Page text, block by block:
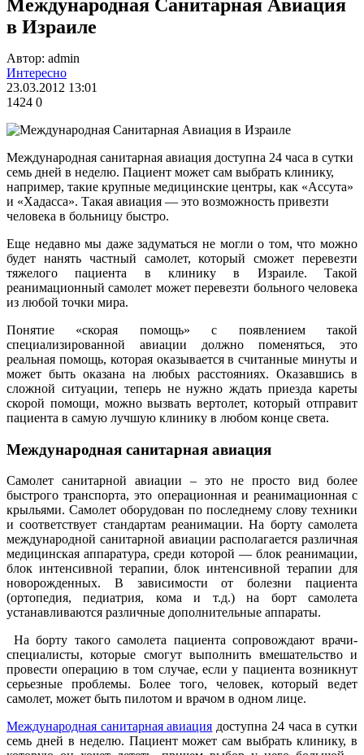
Международная Санитарная Авиация
в Израиле
Автор: admin
Интересно
23.03.2012 13:01
1424 0
Международная санитарная авиация доступна 24 часа в сутки
семь дней в неделю. Пациент может сам выбрать клинику,
например, такие крупные медицинские центры, как «Ассута»
и «Хадасса». Такая авиация — это возможность привезти
человека в больницу быстро.
Еще недавно мы даже задуматься не могли о том, что можно
будет нанять частный самолет, который сможет перевезти
тяжелого пациента в клинику в Израиле. Такой
реанимационный самолет может перевезти больного человека
из любой точки мира.
Понятие «скорая помощь» с появлением такой
специализированной авиации должно поменяться, это
реальная помощь, которая оказывается в считанные минуты и
может быть оказана на любых расстояниях. Оказавшись в
сложной ситуации, теперь не нужно ждать приезда кареты
скорой помощи, можно вызвать вертолет, который отправит
пациента в самую лучшую клинику в любом конце света.
Международная санитарная авиация
Самолет санитарной авиации – это не просто вид более
быстрого транспорта, это операционная и реанимационная с
крыльями. Самолет оборудован по последнему слову техники
и соответствует стандартам реанимации. На борту самолета
международной санитарной авиации располагается различная
медицинская аппаратура, среди которой — блок реанимации,
блок интенсивной терапии, блок интенсивной терапии для
новорожденных. В зависимости от болезни пациента
(ортопедия, педиатрия, кома и т.д.) на борт самолета
устанавливаются различные дополнительные аппараты.
На борту такого самолета пациента сопровождают врачи-
специалисты, которые смогут выполнить вмешательство и
провести операцию в том случае, если у пациента возникнут
серьезные проблемы. Более того, человек, который ведет
самолет, может быть пилотом и врачом в одном лице.
Международная санитарная авиация доступна 24 часа в сутки
семь дней в неделю. Пациент может сам выбрать клинику, в